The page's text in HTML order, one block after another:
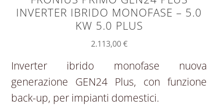
INVERTER IBRIDO MONOFASE – 5.0
KW 5.0 PLUS
2.113,00€
Inverter ibrido monofase nuova
generazione GEN24 Plus, con funzione
back-up, per impianti domestici.